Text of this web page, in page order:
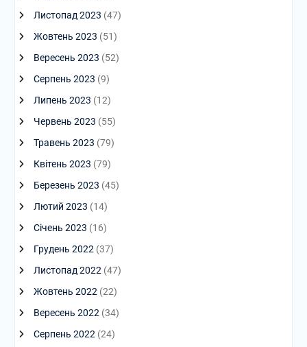
Листопад 2023 (47)
Жовтень 2023 (51)
Вересень 2023 (52)
Серпень 2023 (9)
Липень 2023 (12)
Червень 2023 (55)
Травень 2023 (79)
Квітень 2023 (79)
Березень 2023 (45)
Лютий 2023 (14)
Січень 2023 (16)
Грудень 2022 (37)
Листопад 2022 (47)
Жовтень 2022 (22)
Вересень 2022 (34)
Серпень 2022 (24)